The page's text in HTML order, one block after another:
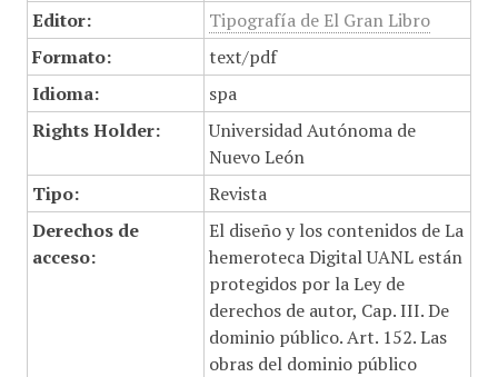
Editor:
Tipografía de El Gran Libro
Formato:
text/pdf
Idioma:
spa
Rights Holder:
Universidad Autónoma de
Nuevo León
Tipo:
Revista
Derechos de
acceso:
El diseño y los contenidos de La
hemeroteca Digital UANL están
protegidos por la Ley de
derechos de autor, Cap. III. De
dominio público. Art. 152. Las
obras del dominio público